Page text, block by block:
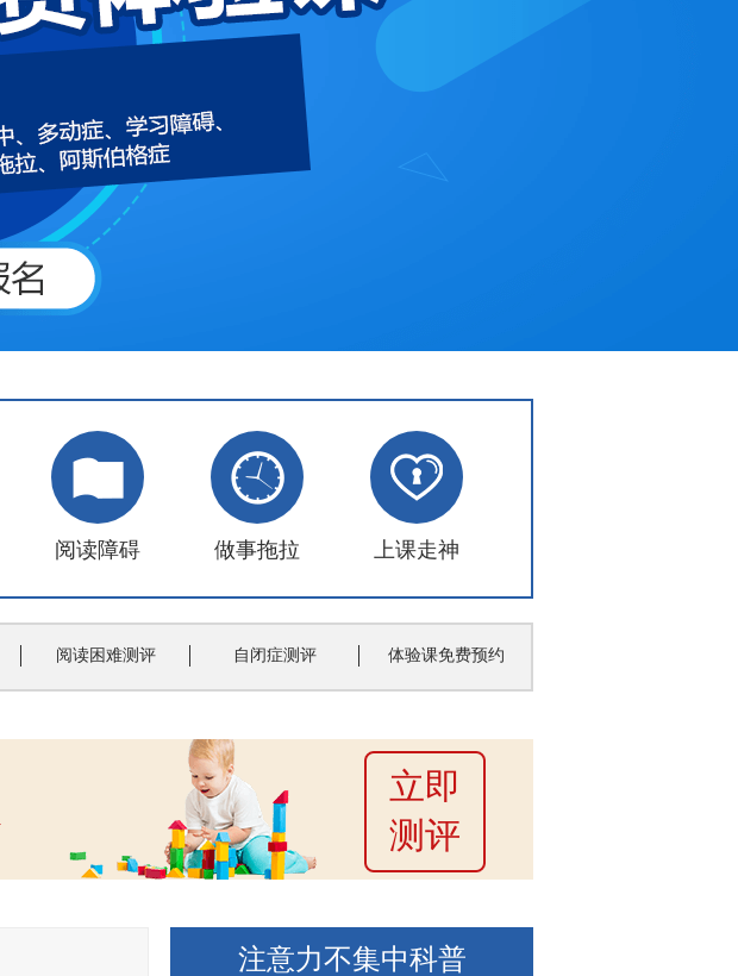
阅读障碍 做事拖拉 上课走神
阅读困难测评 自闭症测评 体验课免费预约
立即
测评
注意力不集中科普